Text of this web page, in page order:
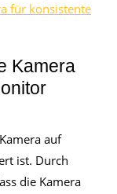
für konsistente
Kamera
auf
ist. Durch
die Kamera